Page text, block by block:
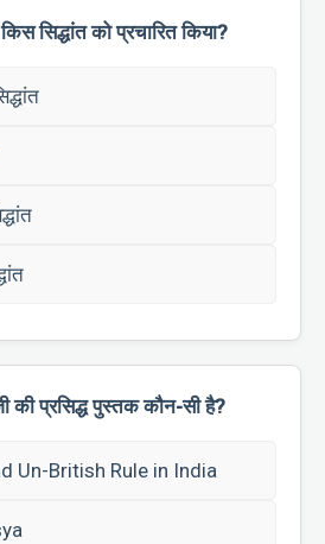
सिद्धांत को प्रचारित किया?
की प्रसिद्ध पुस्तक कौन-सी है?
Un-British Rule in India